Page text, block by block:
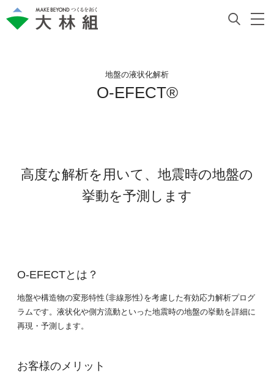
地盤の液状化解析
O-EFECT®
高度な解析を用いて、地震時の地盤の
挙動を予測します
O-EFECTとは？
地盤や構造物の変形特性（非線形性）を考慮した有効応力解析プログ
ラムです。液状化や側方流動といった地震時の地盤の挙動を詳細に
再現・予測します。
お客様のメリット